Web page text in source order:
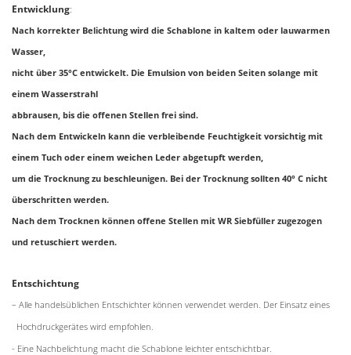
Entwicklung:
Nach korrekter Belichtung wird die Schablone in kaltem oder lauwarmen
Wasser,
nicht über 35°C entwickelt. Die Emulsion von beiden Seiten solange mit
einem Wasserstrahl
abbrausen, bis die offenen Stellen frei sind.
Nach dem Entwickeln kann die verbleibende Feuchtigkeit vorsichtig mit
einem Tuch oder einem weichen Leder abgetupft werden,
um die Trocknung zu beschleunigen. Bei der Trocknung sollten 40° C nicht
überschritten werden.
Nach dem Trocknen können offene Stellen mit WR Siebfüller zugezogen
und retuschiert werden.
Entschichtung
– Alle handelsüblichen Entschichter können verwendet werden. Der Einsatz eines
Hochdruckgerätes wird empfohlen.
- Eine Nachbelichtung macht die Schablone leichter entschichtbar.